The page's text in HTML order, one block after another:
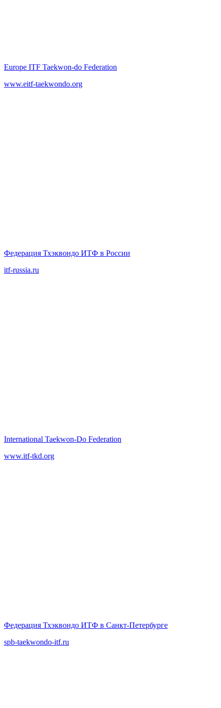
Europe ITF Taekwon-do Federation
www.eitf-taekwondo.org
Федерация Тхэквондо ИТФ в России
itf-russia.ru
International Taekwon‑Do Federation
www.itf-tkd.org
Федерация Тхэквондо ИТФ в Санкт-Петербурге
spb-taekwondo-itf.ru